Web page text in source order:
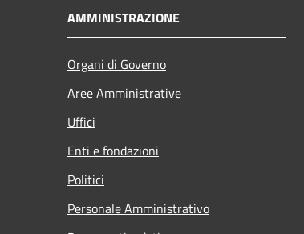
AMMINISTRAZIONE
Organi di Governo
Aree Amministrative
Uffici
Enti e fondazioni
Politici
Personale Amministrativo